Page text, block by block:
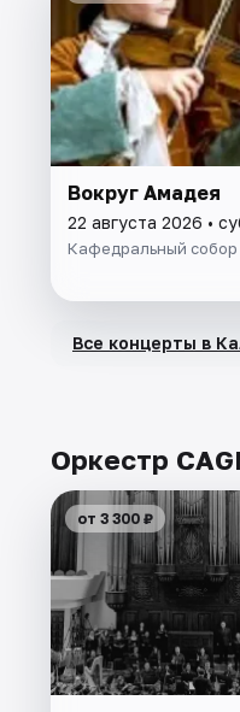
Вокруг Амадея
22 августа 2026 •
Кафедральный собор
Все концерты в
Оркестр
от 3 300 ₽